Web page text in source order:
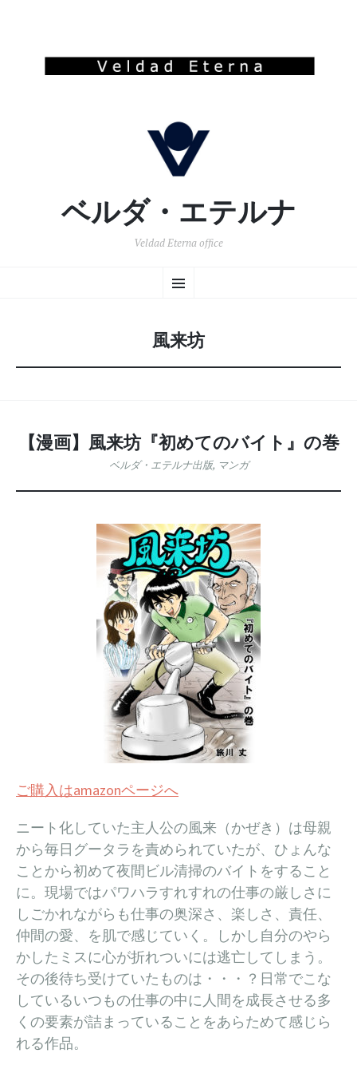
ベルダ・エテルナ
Veldad Eterna office
メ
ュ
ン
へ
動
風来坊
【漫画】風来坊『初めてのバイト』の巻
ベルダ・エテルナ出版, マンガ
ご購入はamazonページへ
ニート化していた主人公の風来（かぜき）は母親
から毎日グータラを責められていたが、ひょんな
ことから初めて夜間ビル清掃のバイトをすること
に。現場ではパワハラすれすれの仕事の厳しさに
しごかれながらも仕事の奥深さ、楽しさ、責任、
仲間の愛、を肌で感じていく。しかし自分のやら
かしたミスに心が折れついには逃亡してしまう。
その後待ち受けていたものは・・・？日常でこな
しているいつもの仕事の中に人間を成長させる多
くの要素が詰まっていることをあらためて感じら
れる作品。